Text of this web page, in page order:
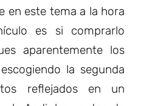
en este tema a la hora
es si comprarlo
aparentemente los
la segunda
reflejados en un